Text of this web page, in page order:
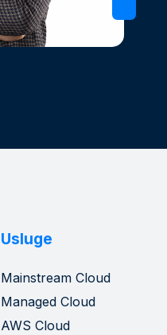
Usluge
Mainstream Cloud
Managed Cloud
AWS Cloud